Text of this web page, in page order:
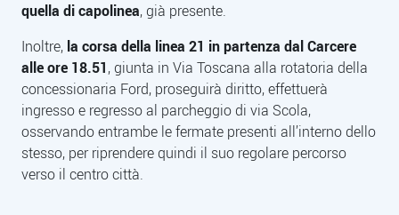
quella di capolinea, già presente.
Inoltre, la corsa della linea 21 in partenza dal Carcere
alle ore 18.51, giunta in Via Toscana alla rotatoria della
concessionaria Ford, proseguirà diritto, effettuerà
ingresso e regresso al parcheggio di via Scola,
osservando entrambe le fermate presenti all’interno dello
stesso, per riprendere quindi il suo regolare percorso
verso il centro città.